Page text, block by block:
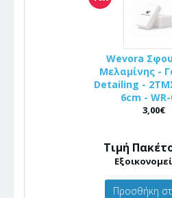
Wevora
Μελαμίνης -
Detailing -
6cm -
3,00€
Τιμή
Προσθήκη